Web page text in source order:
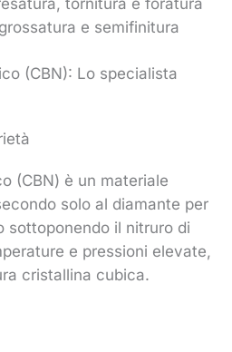
e semifinitura
(CBN): Lo specialista
(CBN) è un materiale
solo al diamante per
sottoponendo il nitruro di
e pressioni elevate,
cristallina cubica.